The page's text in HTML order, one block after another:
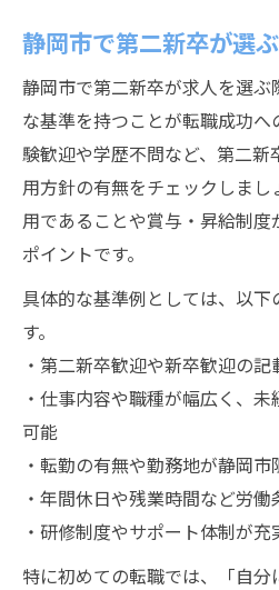
静岡市で第二新卒が選
静岡市で第二新卒が求人を選
な基準を持つことが転職成功へ
験歓迎や学歴不問など、第二
用方針の有無をチェックしまし
用であることや賞与・昇給制
ポイントです。
具体的な基準例としては、以
す。
・第二新卒歓迎や新卒歓迎の記
・仕事内容や職種が幅広く、
可能
・転勤の有無や勤務地が静岡
・年間休日や残業時間など労
・研修制度やサポート体制が充
特に初めての転職では、「自